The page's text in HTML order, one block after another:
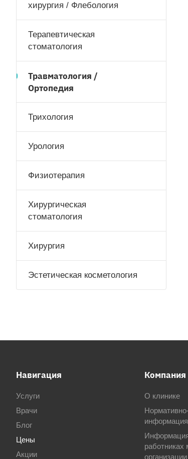
хирургия / Флебология
Терапевтическая
стоматология
Травматология /
Ортопедия
Трихология
Урология
Физиотерапия
Хирургическая
стоматология
Хирургия
Эстетическая косметология
Навигация
Услуги
Врачи
Блог
Цены
Акции
Компания
О клинике
информация
работниках
организации